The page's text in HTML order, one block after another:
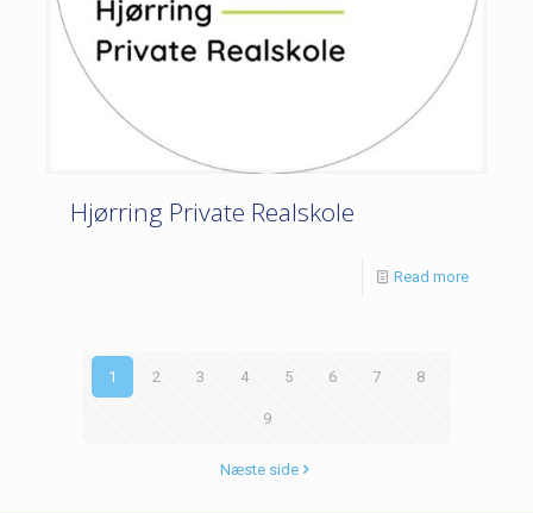
Hjørring Private Realskole
Read more
1 2 3 4 5 6 7 8
9
Næste side